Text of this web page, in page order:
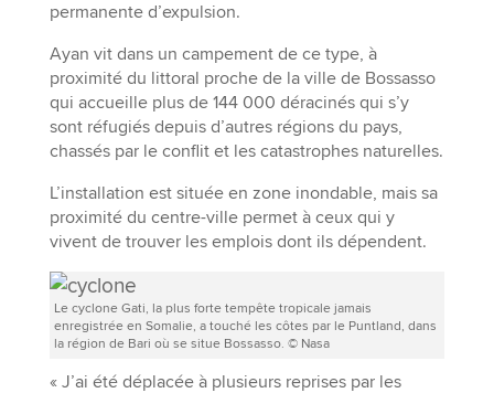
permanente d’expulsion.
Ayan vit dans un campement de ce type, à
proximité du littoral proche de la ville de Bossasso
qui accueille plus de 144 000 déracinés qui s’y
sont réfugiés depuis d’autres régions du pays,
chassés par le conflit et les catastrophes naturelles.
L’installation est située en zone inondable, mais sa
proximité du centre-ville permet à ceux qui y
vivent de trouver les emplois dont ils dépendent.
Le cyclone Gati, la plus forte tempête tropicale jamais
enregistrée en Somalie, a touché les côtes par le Puntland, dans
la région de Bari où se situe Bossasso. © Nasa
« J’ai été déplacée à plusieurs reprises par les